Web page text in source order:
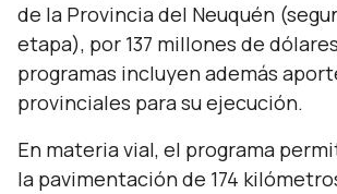
de la Provincia del Neuquén
etapa), por 137 millones de
programas incluyen además
provinciales para su ejecución.
En materia vial, el programa
la pavimentación de 174